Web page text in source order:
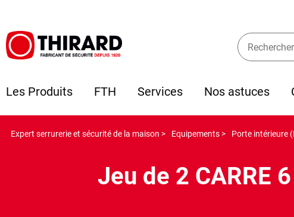
Les Produits FTH Services Nos astuces
Expert serrurerie et sécurité de la maison > Equipements > Porte intérieure
Jeu de 2 CARRE